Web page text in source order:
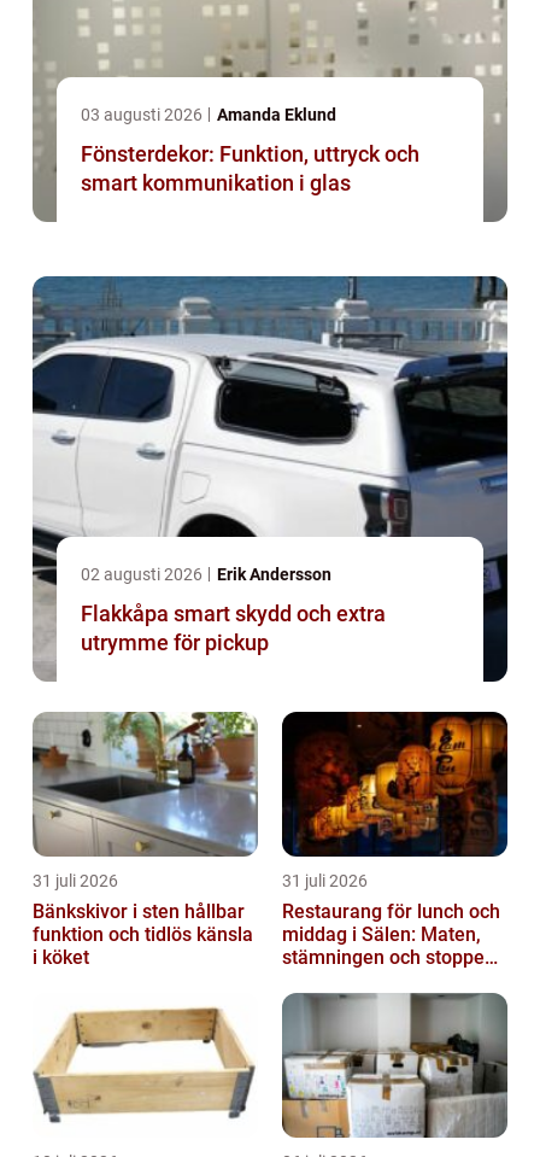
03 augusti 2026 Amanda Eklund
Fönsterdekor: Funktion, uttryck och
smart kommunikation i glas
02 augusti 2026 Erik Andersson
Flakkåpa smart skydd och extra
utrymme för pickup
31 juli 2026
Bänkskivor i sten hållbar
funktion och tidlös känsla
i köket
31 juli 2026
Restaurang för lunch och
middag i Sälen: Maten,
stämningen och stoppen